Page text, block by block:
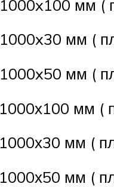
мм (
мм (
мм (
мм (
мм (
мм (